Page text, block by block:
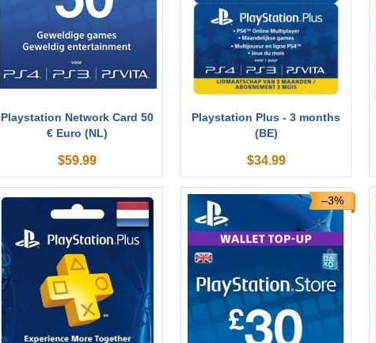
Playstation Network Card 50
€ Euro (NL)
$59.99
Playstation Plus - 3 months
(BE)
$34.99
–3%